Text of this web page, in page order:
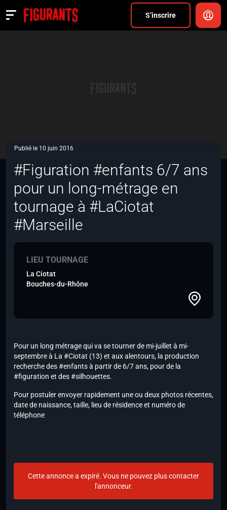
S’inscrire
Actualités
Publié le 10 juin 2016
#Figuration #enfants 6/7 ans
pour un long-métrage en
tournage à #LaCiotat
#Marseille
LIEU TOURNAGE
La Ciotat
Bouches-du-Rhône
Pour un long métrage qui va se tourner de mi-juillet à mi-
septembre à La #Ciotat (13) et aux alentours, la production
recherche des #enfants à partir de 6/7 ans, pour de la
#figuration et des #silhouettes.
Pour postuler envoyer rapidement une ou deux photos récentes,
date de naissance, taille, lieu de résidence et numéro de
téléphone
Cette annonce a expiré. Vous ne pouvez plus contacter
l'annonceur.